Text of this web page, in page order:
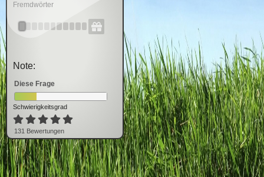
Fremdwörter
Note:
Diese Frage
Schwierigkeitsgrad
131 Bewertungen